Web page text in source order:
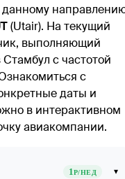
данному
(Utair). На текущий
выполняющий
с частотой
с
даты и
в интерактивном
авиакомпании.
1Р/НЕД ▾